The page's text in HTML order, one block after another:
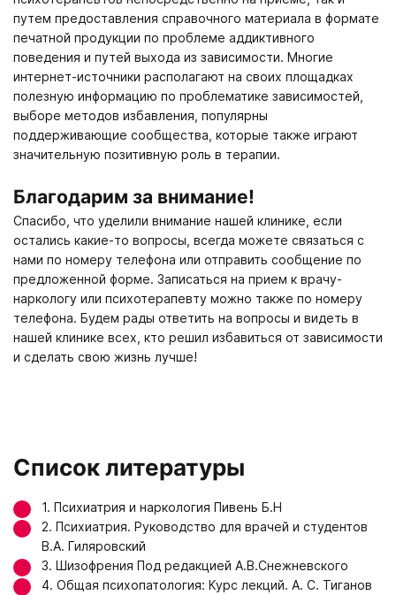
путем предоставления справочного материала в формате
печатной продукции по проблеме аддиктивного
поведения и путей выхода из зависимости. Многие
интернет-источники располагают на своих площадках
полезную информацию по проблематике зависимостей,
выборе методов избавления, популярны
поддерживающие сообщества, которые также играют
значительную позитивную роль в терапии.
Благодарим за внимание!
Спасибо, что уделили внимание нашей клинике, если
остались какие-то вопросы, всегда можете связаться с
нами по номеру телефона или отправить сообщение по
предложенной форме. Записаться на прием к врачу-
наркологу или психотерапевту можно также по номеру
телефона. Будем рады ответить на вопросы и видеть в
нашей клинике всех, кто решил избавиться от зависимости
и сделать свою жизнь лучше!
Список литературы
1. Психиатрия и наркология Пивень Б.Н
2. Психиатрия. Руководство для врачей и студентов
В.А. Гиляровский
3. Шизофрения Под редакцией А.В.Снежневского
4. Общая психопатология: Курс лекций. А. С. Тиганов